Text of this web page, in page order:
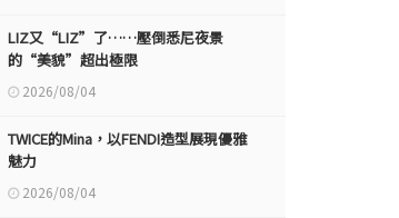
LIZ又“LIZ”了……壓倒悉尼夜景
的“美貌”超出極限
2026/08/04
TWICE的Mina，以FENDI造型展現優雅
魅力
2026/08/04